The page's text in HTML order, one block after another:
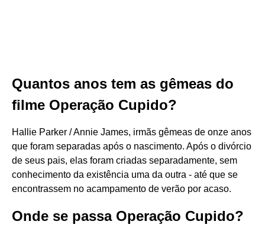
Quantos anos tem as gêmeas do
filme Operação Cupido?
Hallie Parker / Annie James, irmãs gêmeas de onze anos
que foram separadas após o nascimento. Após o divórcio
de seus pais, elas foram criadas separadamente, sem
conhecimento da existência uma da outra - até que se
encontrassem no acampamento de verão por acaso.
Onde se passa Operação Cupido?